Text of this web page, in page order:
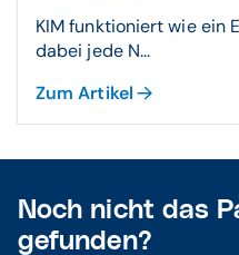
KIM funktioniert wie ein
dabei jede N...
Zum Artikel
Noch nicht das
gefunden?